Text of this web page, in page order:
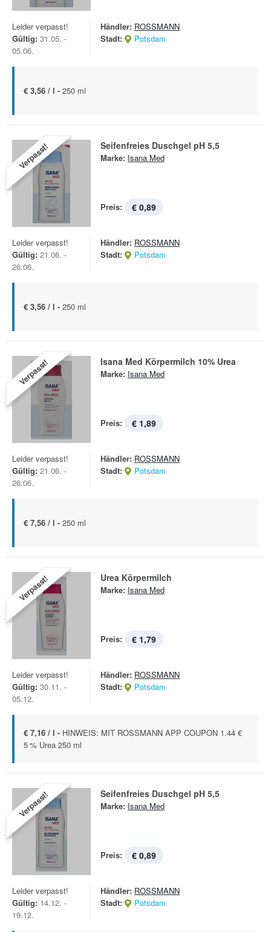
Leider verpasst!
Gültig: 31.05. -
05.06.
Händler: ROSSMANN
Stadt:
Potsdam
€ 3,56 / l - 250 ml
Verpasst! Seifenfreies Duschgel pH 5,5
Marke: Isana Med
Preis: € 0,89
Leider verpasst!
Gültig: 21.06. -
26.06.
Händler: ROSSMANN
Stadt:
Potsdam
€ 3,56 / l - 250 ml
Verpasst! Isana Med Körpermilch 10% Urea
Marke: Isana Med
Preis: € 1,89
Leider verpasst!
Gültig: 21.06. -
26.06.
Händler: ROSSMANN
Stadt:
Potsdam
€ 7,56 / l - 250 ml
Verpasst! Urea Körpermilch
Marke: Isana Med
Preis: € 1,79
Leider verpasst!
Gültig: 30.11. -
05.12.
Händler: ROSSMANN
Stadt:
Potsdam
€ 7,16 / l - HINWEIS: MIT ROSSMANN APP COUPON 1.44 €
5 % Urea 250 ml
Verpasst! Seifenfreies Duschgel pH 5,5
Marke: Isana Med
Preis: € 0,89
Leider verpasst!
Gültig: 14.12. -
19.12.
Händler: ROSSMANN
Stadt:
Potsdam